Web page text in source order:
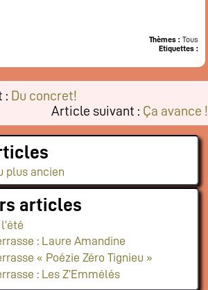
Thèmes : Tous
Etiquettes :
: Du concret!
Article suivant : Ça avance !
plus ancien
articles
: Laure Amandine
« Poézie Zéro Tignieu »
: Les Z’Emmélés